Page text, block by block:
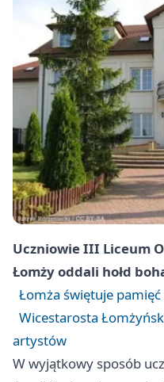
Uczniowie III Liceum
Łomży oddali hołd
Łomża świętuje pamięć
Wicestarosta
artystów
W wyjątkowy sposób